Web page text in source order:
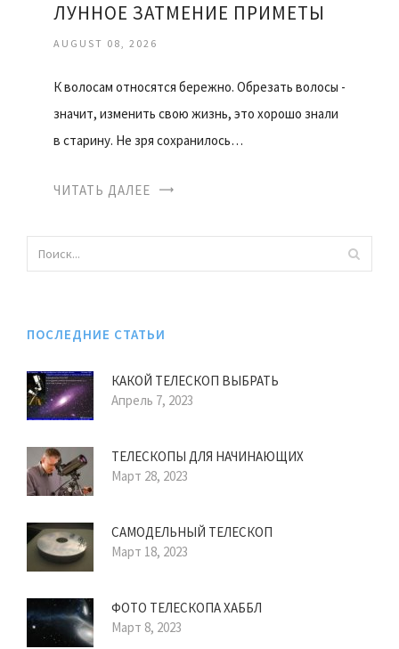
ЛУННОЕ ЗАТМЕНИЕ ПРИМЕТЫ
AUGUST 08, 2026
К волосам относятся бережно. Обрезать волосы -
значит, изменить свою жизнь, это хорошо знали
в старину. Не зря сохранилось…
ЧИТАТЬ ДАЛЕЕ
ПОСЛЕДНИЕ СТАТЬИ
КАКОЙ ТЕЛЕСКОП ВЫБРАТЬ
Апрель 7, 2023
ТЕЛЕСКОПЫ ДЛЯ НАЧИНАЮЩИХ
Март 28, 2023
САМОДЕЛЬНЫЙ ТЕЛЕСКОП
Март 18, 2023
ФОТО ТЕЛЕСКОПА ХАББЛ
Март 8, 2023